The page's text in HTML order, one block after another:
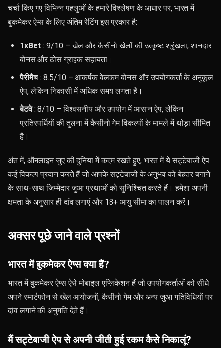
चर्चा किए गए विभिन्न पहलुओं के हमारे विश्लेषण के आधार पर, भारत में
बुकमेकर ऐप्स के लिए अंतिम रेटिंग इस प्रकार है:
1xBet : 9/10 – खेल और कैसीनो खेलों की उत्कृष्ट श्रृंखला, शानदार
बोनस और ठोस ग्राहक सहायता।
पैरीमैच: 8.5/10 – आकर्षक वेलकम बोनस और उपयोगकर्ता के अनुकूल
ऐप, लेकिन निकासी में अधिक समय लगता है।
बेटवे: 8/10 – विश्वसनीय और उपयोग में आसान ऐप, लेकिन
प्रतिस्पर्धियों की तुलना में कैसीनो गेम विकल्पों के मामले में थोड़ा सीमित
है।
अंत में, ऑनलाइन जुए की दुनिया में कदम रखते हुए, भारत में ये सट्टेबाजी ऐप
कई विकल्प प्रदान करते हैं जो आपके सट्टेबाजी के अनुभव को बेहतर बनाने
के साथ-साथ जिम्मेदार जुआ प्रथाओं को सुनिश्चित करते हैं। हमेशा अपनी
क्षमता के अनुसार ही दांव लगाएं और 18+ आयु सीमा का पालन करें।
अक्सर पूछे जाने वाले प्रश्नों
भारत में बुकमेकर ऐप्स क्या हैं?
भारत में बुकमेकर ऐप्स ऐसे मोबाइल एप्लिकेशन हैं जो उपयोगकर्ताओं को सीधे
अपने स्मार्टफोन से खेल आयोजनों, कैसीनो गेम और अन्य जुआ गतिविधियों पर
दांव लगाने की अनुमति देते हैं।
मैं सट्टेबाजी ऐप से अपनी जीती हुई रकम कैसे निकालूं?